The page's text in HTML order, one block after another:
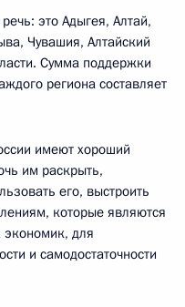
это Адыгея, Алтай,
Чувашия, Алтайский
Сумма поддержки
региона составляет
имеют хороший
им раскрыть,
его, выстроить
которые являются
экономик, для
и самодостаточности